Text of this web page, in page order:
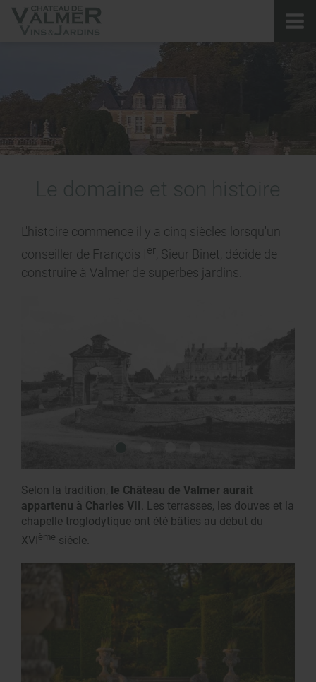
L'histoire commence il y a cinq siècles lorsqu'un
conseiller de François Ier , Sieur Binet, décide de
construire à Valmer de superbes jardins.
Selon la tradition, le Château de Valmer aurait
appartenu à Charles VII
. Les terrasses, les douves et la
chapelle troglodytique ont été bâties au début du
XVI ème siècle.